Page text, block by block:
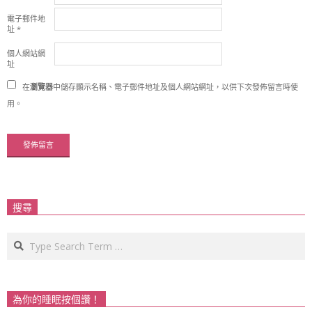
電子郵件地
址 *
個人網站網
址
在瀏覽器中儲存顯示名稱、電子郵件地址及個人網站網址，以供下次發佈留言時使
用。
搜尋
Search
為你的睡眠按個讚！